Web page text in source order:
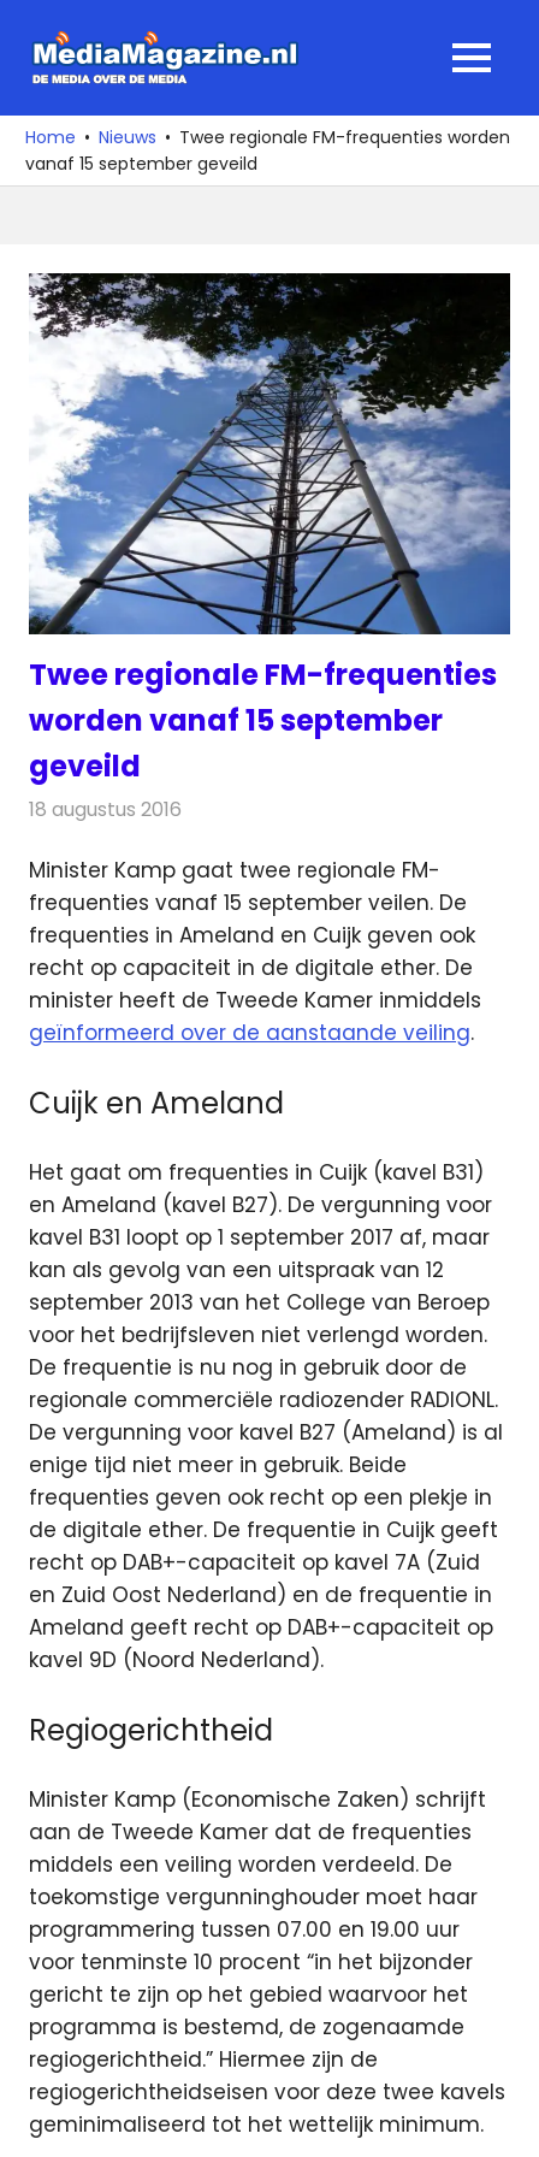
naar
media
over
de
MENU
Home Nieuws
Twee regionale FM-frequenties worden
vanaf 15 september geveild
Twee regionale FM-frequenties
worden vanaf 15 september
geveild
18 augustus 2016
Minister Kamp gaat twee regionale FM-
frequenties vanaf 15 september veilen. De
frequenties in Ameland en Cuijk geven ook
recht op capaciteit in de digitale ether. De
minister heeft de Tweede Kamer inmiddels
geïnformeerd over de aanstaande veiling.
Cuijk en Ameland
Het gaat om frequenties in Cuijk (kavel B31)
en Ameland (kavel B27). De vergunning voor
kavel B31 loopt op 1 september 2017 af, maar
kan als gevolg van een uitspraak van 12
september 2013 van het College van Beroep
voor het bedrijfsleven niet verlengd worden.
De frequentie is nu nog in gebruik door de
regionale commerciële radiozender RADIONL.
De vergunning voor kavel B27 (Ameland) is al
enige tijd niet meer in gebruik. Beide
frequenties geven ook recht op een plekje in
de digitale ether. De frequentie in Cuijk geeft
recht op DAB+-capaciteit op kavel 7A (Zuid
en Zuid Oost Nederland) en de frequentie in
Ameland geeft recht op DAB+-capaciteit op
kavel 9D (Noord Nederland).
Regiogerichtheid
Minister Kamp (Economische Zaken) schrijft
aan de Tweede Kamer dat de frequenties
middels een veiling worden verdeeld. De
toekomstige vergunninghouder moet haar
programmering tussen 07.00 en 19.00 uur
voor tenminste 10 procent “in het bijzonder
gericht te zijn op het gebied waarvoor het
programma is bestemd, de zogenaamde
regiogerichtheid.” Hiermee zijn de
regiogerichtheidseisen voor deze twee kavels
geminimaliseerd tot het wettelijk minimum.